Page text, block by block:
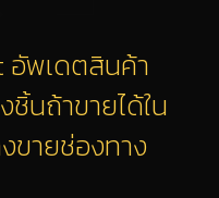
อัพเดตสินค้า
ชิ้นถ้าขายได้ใน
ขายช่องทาง